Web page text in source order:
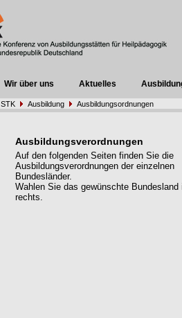
Wir über uns Aktuelles
STK Ausbildung Ausbildungsordnungen
Ausbildungsverordnungen
Auf den folgenden Seiten finden Sie die
Ausbildungsverordnungen der einzelnen
Bundesländer.
Wahlen Sie das gewünschte Bundesland
rechts.